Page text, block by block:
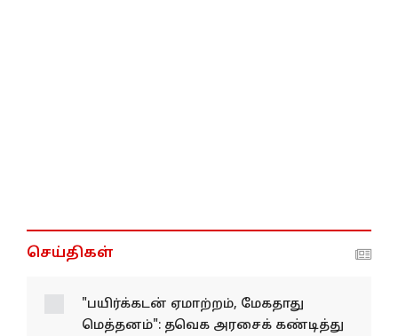
செய்திகள்
"பயிர்க்கடன் ஏமாற்றம், மேகதாது
மெத்தனம்": தவெக அரசைக் கண்டித்து